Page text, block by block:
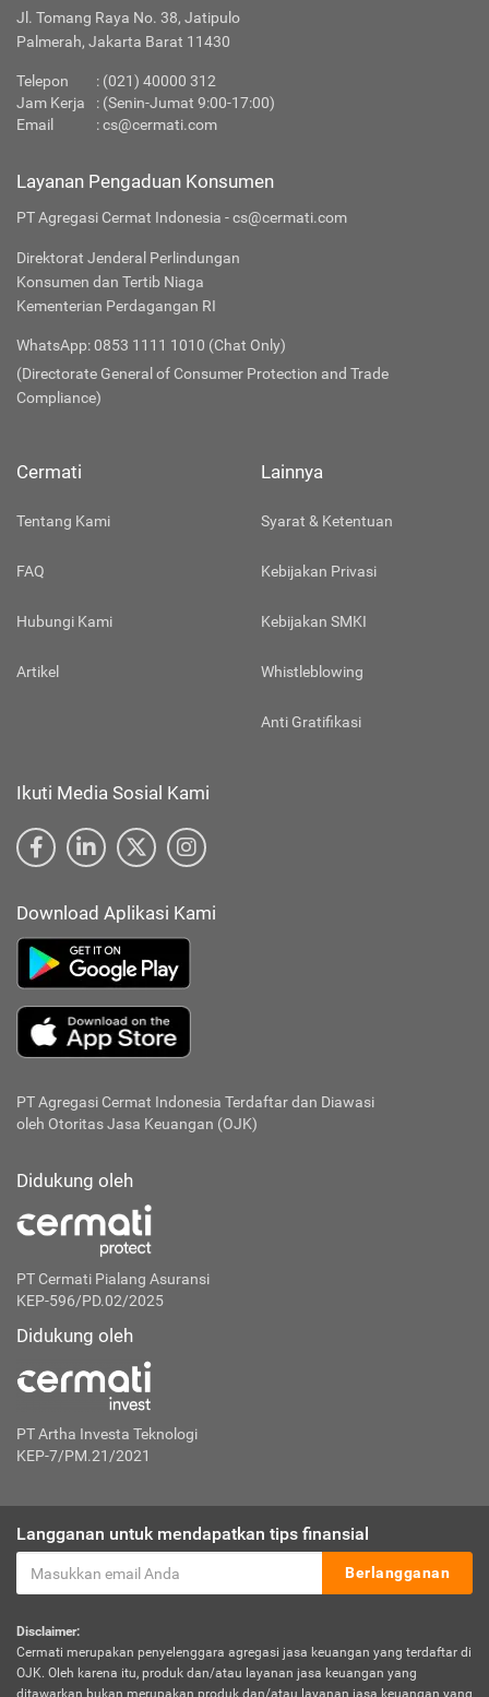
Jl. Tomang Raya No. 38, Jatipulo
Palmerah, Jakarta Barat 11430
Telepon : (021) 40000 312
Jam Kerja
: (Senin-Jumat 9:00-17:00)
Email
:cs@cermati.com
Layanan Pengaduan Konsumen
PT Agregasi Cermat Indonesia - cs@cermati.com
Direktorat Jenderal Perlindungan
Konsumen dan Tertib Niaga
Kementerian Perdagangan RI
WhatsApp: 0853 1111 1010 (Chat Only)
(Directorate General of Consumer Protection and Trade
Compliance)
Cermati
Tentang Kami
FAQ
Hubungi Kami
Artikel
Lainnya
Syarat & Ketentuan
Kebijakan Privasi
Kebijakan SMKI
Whistleblowing
Anti Gratifikasi
Ikuti Media Sosial Kami
Download Aplikasi Kami
PT Agregasi Cermat Indonesia Terdaftar dan Diawasi
oleh Otoritas Jasa Keuangan (OJK)
Didukung oleh
PT Cermati Pialang Asuransi
KEP-596/PD.02/2025
Didukung oleh
PT Artha Investa Teknologi
KEP-7/PM.21/2021
Langganan untuk mendapatkan tips finansial
Berlangganan
Disclaimer:
Cermati merupakan penyelenggara agregasi jasa keuangan yang terdaftar di
OJK. Oleh karena itu, produk dan/atau layanan jasa keuangan yang
ditawarkan bukan merupakan produk dan/atau layanan jasa keuangan yang